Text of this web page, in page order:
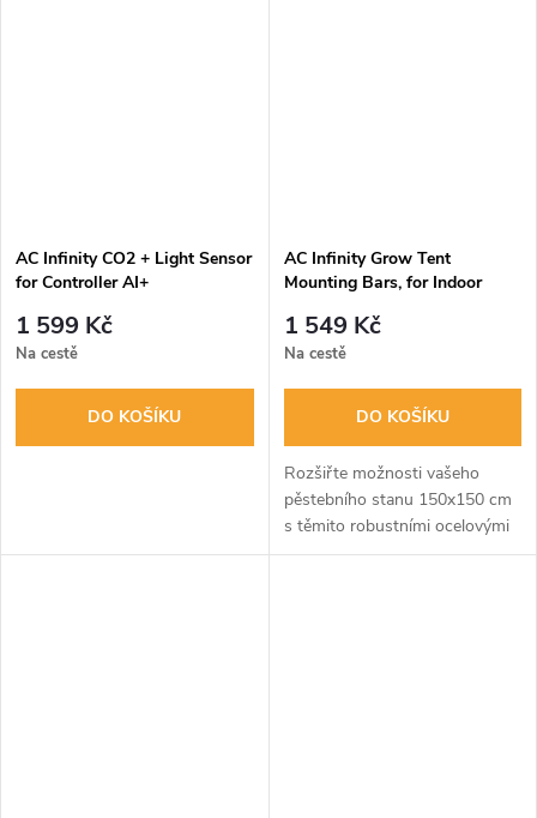
AC Infinity CO2 + Light Sensor
for Controller AI+
1 599 Kč
Na cestě
DO KOŠÍKU
AC Infinity Grow Tent
Mounting Bars, for Indoor
1 549 Kč
Na cestě
DO KOŠÍKU
Rozšiřte možnosti vašeho
pěstebního stanu 150x150 cm
s těmito robustními ocelovými
tyčemi od AC Infinity. Zvyšte